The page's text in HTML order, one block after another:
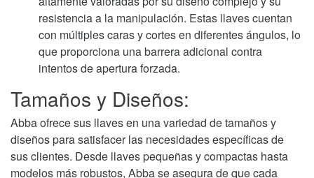
resistencia a la manipulación. Estas llaves cuentan
con múltiples caras y cortes en diferentes ángulos, lo
que proporciona una barrera adicional contra
intentos de apertura forzada.
Tamaños y Diseños:
Abba ofrece sus llaves en una variedad de tamaños y
diseños para satisfacer las necesidades específicas de
sus clientes. Desde llaves pequeñas y compactas hasta
modelos más robustos, Abba se asegura de que cada